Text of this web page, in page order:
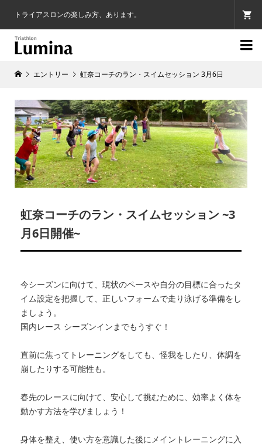
トライアスロンの楽しみ方、あります。

エントリー 虹奈コーチのラン・スイムセッション 3月6日
虹奈コーチのラン・スイムセッション ~3
月6日開催~
今シーズンに向けて、 現状のペースや自分の目標に合ったタ
イム設定を把握して、 正しいフォームで走り泳げる準備をし
ましょう。
国内レース シーズンインまでもうすぐ！
直前に焦ってトレーニングをしても、怪我をしたり、 体調を
崩したりする可能性も。
春先のレースに向けて、安心して挑むために、 効率よく体を
動かす方法を学びましょう！
身体を整え、 使い方を意識した後にメイントレーニングに入